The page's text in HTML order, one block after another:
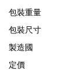
包裝重量
包裝尺寸
製造國
定價